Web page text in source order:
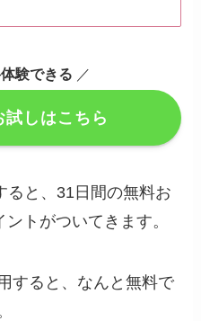
験できる ／
しはこちら
ると、31日間の無料お
トがついてきます。
すると、なんと無料で